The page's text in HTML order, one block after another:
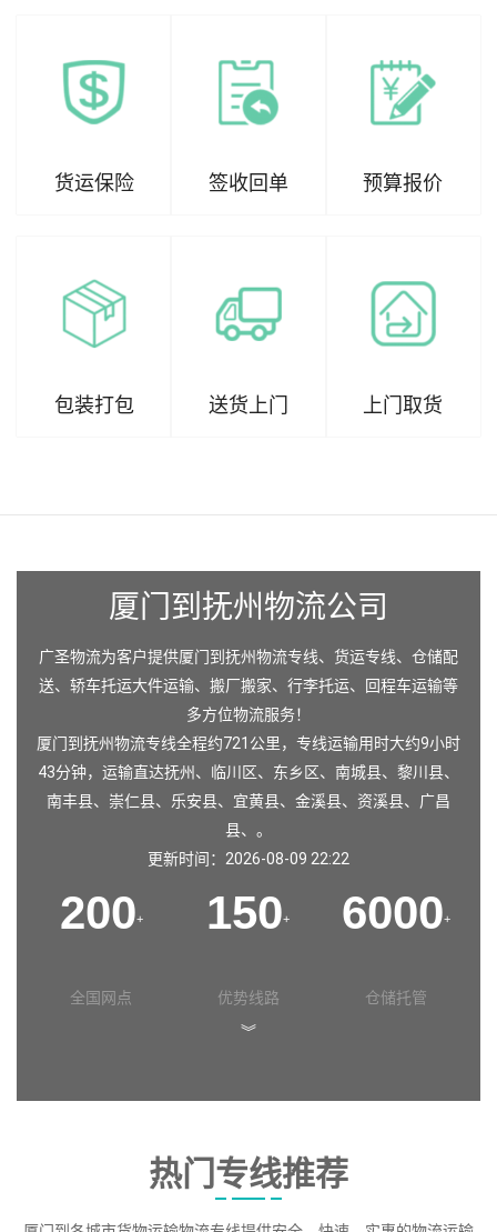
货运保险 签收回单 预算报价
包装打包 送货上门 上门取货
厦门到抚州物流公司
广圣物流为客户提供厦门到抚州物流专线、货运专线、仓储配
送、轿车托运大件运输、搬厂搬家、行李托运、回程车运输等
多方位物流服务！
厦门到抚州物流专线全程约721公里，专线运输用时大约9小时
43分钟，运输直达抚州 、 临川区、 东乡区、 南城县、 黎川县、
南丰县、 崇仁县、 乐安县、 宜黄县、 金溪县、 资溪县、 广昌
县、。
更新时间：2026-08-09 22:22
200+
全国网点
150+
优势线路
6000+
仓储托管
︾
热门专线推荐